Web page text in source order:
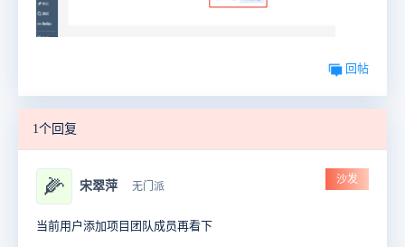
回帖
1个回复
🌽 宋翠萍 无门派
沙发
当前用户添加项目团队成员再看下